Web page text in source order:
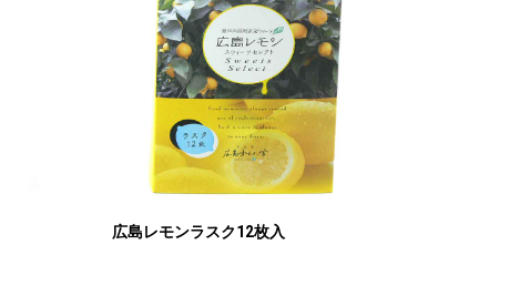
広島レモンラスク12枚入